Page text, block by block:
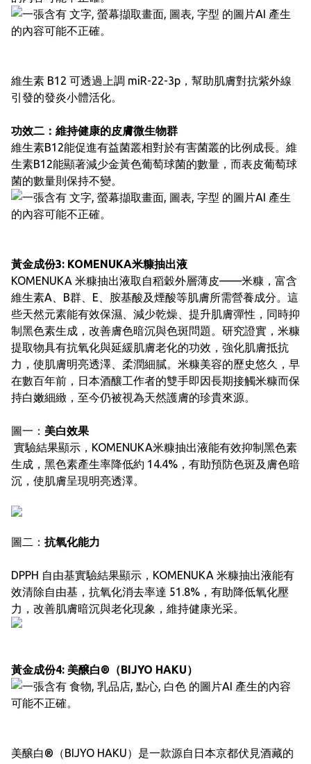
維生素 B12 可透過上調 miR-22-3p，幫助肌膚對抗紫外線
引發的發炎小體活化。
功效二：維持健康的皮膚微生物群
維生素B12能促進有益菌叢相對於有害菌叢的比例成長。維
生素B12能顯著減少金黃色葡萄球菌的數量，而表皮葡萄球
菌的數量則保持不變。
黃金成份3: KOMENUKA米糠抽出液
KOMENUKA 米糠抽出液取自稻穀外層薄皮——米糠，富含
維生素A、B群、E、胺基酸及煙酸等肌膚所需營養成分。這
些天然元素能有效保濕、減少乾燥、提升肌膚彈性，同時抑
制黑色素生成，改善膚色暗沉與色斑問題。研究證實，米糠
提取物具有抗氧化與延緩肌膚老化的功效，強化肌膚抵抗
力，使肌膚明亮透澤、柔潤細膩。米糠美容的歷史悠久，早
在數百年前，日本酒釀工作者的雙手即因長期接觸米糠而保
持白嫩細緻，至今仍被視為天然護膚的珍貴來源。
圖一： 美白效果
實驗結果顯示，KOMENUKA米糠抽出液能有效抑制黑色素
生成，黑色素產生率降低約 14.4%，有助預防色斑及膚色暗
沉，使肌膚呈現明亮透澤。
圖二： 抗氧化能力
DPPH 自由基實驗結果顯示，KOMENUKA 米糠抽出液能有
效清除自由基，抗氧化消去率達 51.8%，有助降低氧化壓
力，改善肌膚暗沉與老化現象，維持健康光采。
黃金成份4: 美醸白®（BIJYO HAKU）
美醸白®（BIJYO HAKU）是一款源自日本京都伏見酒藏的